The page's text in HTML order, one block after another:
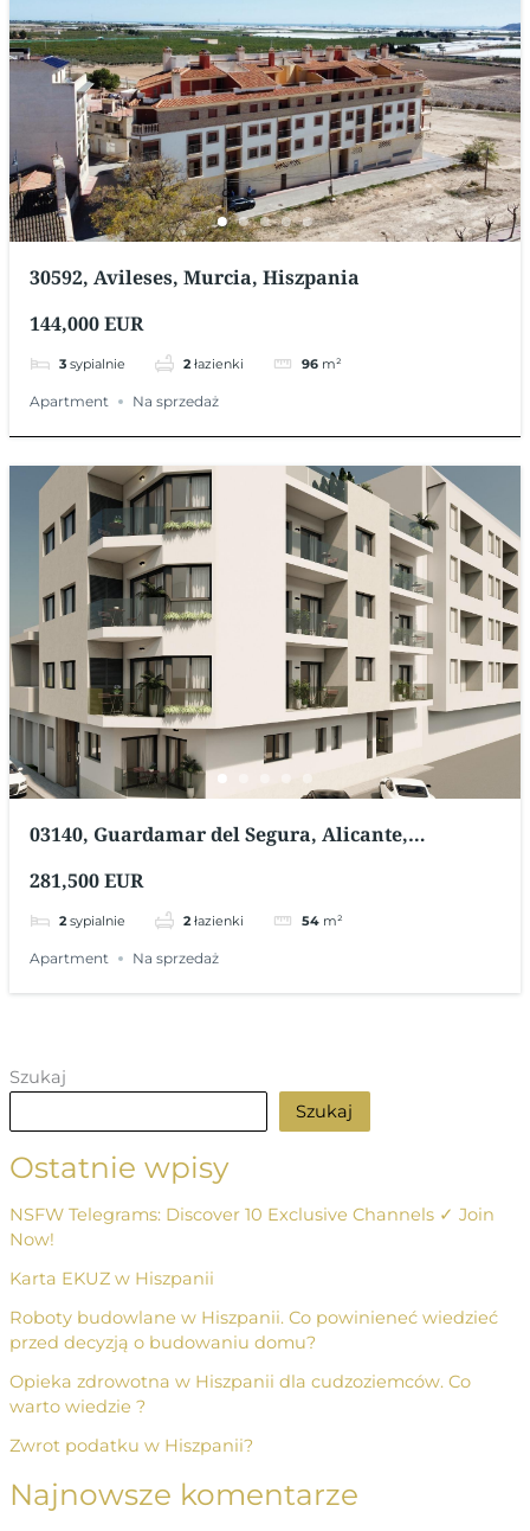
30592, Avileses, Murcia, Hiszpania
144,000 EUR
3 sypialnie 2 łazienki 96 m²
Apartment Na sprzedaż
03140, Guardamar del Segura, Alicante,
281,500 EUR
2 sypialnie 2 łazienki 54 m²
Apartment Na sprzedaż
Szukaj
Szukaj
Ostatnie wpisy
NSFW Telegrams: Discover 10 Exclusive Channels ✓ Join
Now!
Karta EKUZ w Hiszpanii
Roboty budowlane w Hiszpanii. Co powinieneć wiedzieć
przed decyzją o budowaniu domu?
Opieka zdrowotna w Hiszpanii dla cudzoziemców. Co
warto wiedzie ?
Zwrot podatku w Hiszpanii?
Najnowsze komentarze